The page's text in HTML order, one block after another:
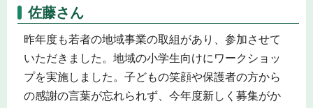
佐藤さん
昨年度も若者の地域事業の取組があり、参加させて
いただきました。地域の小学生向けにワークショッ
プを実施しました。子どもの笑顔や保護者の方から
の感謝の言葉が忘れられず、今年度新しく募集がか